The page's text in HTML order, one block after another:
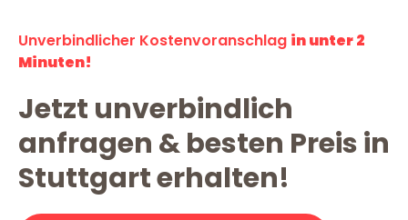
Unverbindlicher Kostenvoranschlag in unter 2
Minuten!
Jetzt unverbindlich
anfragen & besten Preis in
Stuttgart erhalten!